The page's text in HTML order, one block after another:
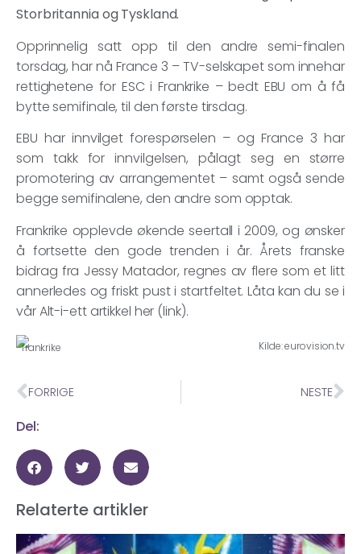
Storbritannia og Tyskland.
Opprinnelig satt opp til den andre semi-finalen
torsdag, har nå France 3 – TV-selskapet som innehar
rettighetene for ESC i Frankrike – bedt EBU om å få
bytte semifinale, til den første tirsdag.
EBU har innvilget forespørselen – og France 3 har
som takk for innvilgelsen, pålagt seg en større
promotering av arrangementet – samt også sende
begge semifinalene, den andre som opptak.
Frankrike opplevde økende seertall i 2009, og ønsker
å fortsette den gode trenden i år. Årets franske
bidrag fra Jessy Matador, regnes av flere som et litt
annerledes og friskt pust i startfeltet. Låta kan du se i
vår Alt-i-ett artikkel her (link).
Kilde: eurovision.tv
FORRIGE NESTE
Del:
Relaterte artikler